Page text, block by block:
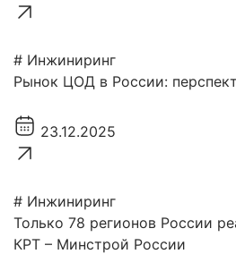
# Инжиниринг
Рынок ЦОД в России:
23.12.2025
# Инжиниринг
Только 78 регионов России
КРТ – Минстрой России